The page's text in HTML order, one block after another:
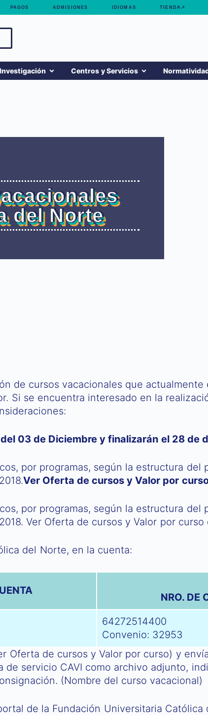
PAGOS ADMISIONES IDIOMAS TIENDA↗
Investigación Centros y Servicios
del Norte
de cursos vacacionales que
Si se encuentra interesado en la
03 de Diciembre y finalizarán el 28 de
por programas, según la estructura del
Ver Oferta de cursos y Valor por
por programas, según la estructura del
Ver Oferta de cursos y Valor por curso
del Norte, en la cuenta:
NRO. DE
64272514400
Convenio: 32953
Oferta de cursos y Valor por curso) y
de servicio CAVI como archivo adjunto,
(Nombre del curso vacacional)
de la Fundación Universitaria Católica